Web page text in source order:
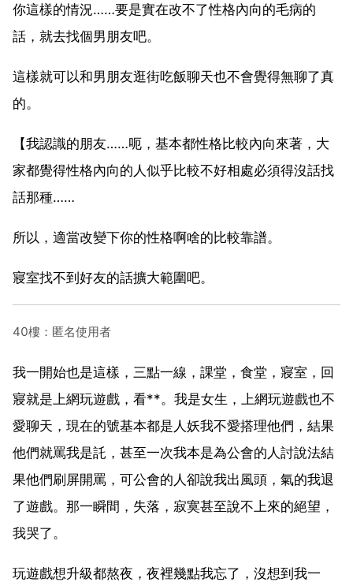
你這樣的情況……要是實在改不了性格內向的毛病的
話，就去找個男朋友吧。
這樣就可以和男朋友逛街吃飯聊天也不會覺得無聊了真
的。
【我認識的朋友……呃，基本都性格比較內向來著，大
家都覺得性格內向的人似乎比較不好相處必須得沒話找
話那種……
所以，適當改變下你的性格啊啥的比較靠譜。
寢室找不到好友的話擴大範圍吧。
40樓：匿名使用者
我一開始也是這樣，三點一線，課堂，食堂，寢室，回
寢就是上網玩遊戲，看**。我是女生，上網玩遊戲也不
愛聊天，現在的號基本都是人妖我不愛搭理他們，結果
他們就罵我是託，甚至一次我本是為公會的人討說法結
果他們刷屏開罵，可公會的人卻說我出風頭，氣的我退
了遊戲。那一瞬間，失落，寂寞甚至說不上來的絕望，
我哭了。
玩遊戲想升級都熬夜，夜裡幾點我忘了，沒想到我一